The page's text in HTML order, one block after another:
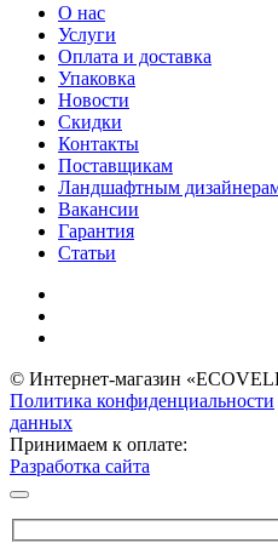
О нас
Услуги
Оплата и доставка
Упаковка
Новости
Скидки
Контакты
Поставщикам
Ландшафтным
Вакансии
Гарантия
Статьи
© Интернет-магазин
Политика конфиденциальности
данных
Принимаем к оплате:
Разработка сайта